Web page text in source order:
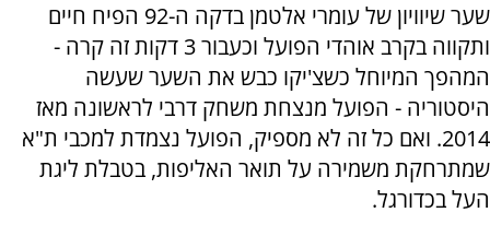
שער שיוויון של עומרי אלטמן בדקה ה-92 הפיח חיים
ותקווה בקרב אוהדי הפועל וכעבור 3 דקות זה קרה -
המהפך המיוחל כשצ'יקו כבש את השער שעשה
היסטוריה - הפועל מנצחת משחק דרבי לראשונה מאז
2014. ואם כל זה לא מספיק, הפועל נצמדת למכבי ת"א
שמתרחקת משמירה על תואר האליפות, בטבלת ליגת
העל בכדורגל.